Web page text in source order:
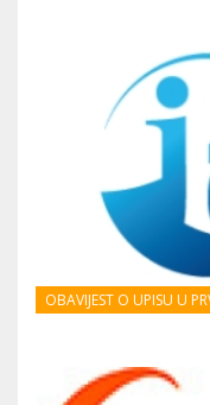
OBAVIJEST O UPISU U